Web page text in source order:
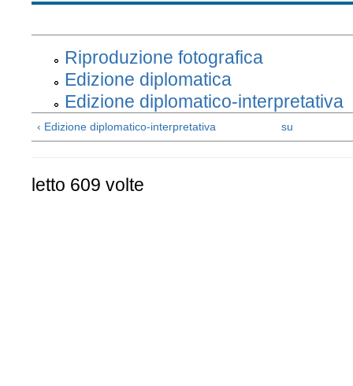
Riproduzione fotografica
Edizione diplomatica
Edizione diplomatico-interpretativa
‹ Edizione diplomatico-interpretativa su
letto 609 volte